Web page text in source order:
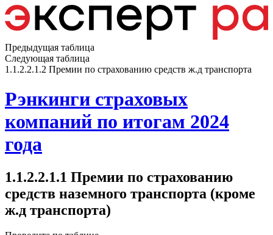
Предыдущая таблица
Следующая таблица
1.1.2.2.1.2 Премии по страхованию средств ж.д транспорта
Рэнкинги страховых
компаний по итогам 2024
года
1.1.2.2.1.1 Премии по страхованию
средств наземного транспорта (кроме
ж.д транспорта)